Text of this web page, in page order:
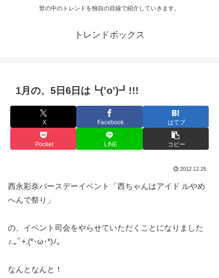
世の中のトレンドを独自の目線で紹介していきます。
トレンドボックス
1月の、5日6日は┗(’o’)┛!!!
X Facebook はてブ
Pocket LINE コピー
2012.12.25
西永彩奈バースデーイベント「西ちゃんはアイド ルやめ
へんで祭り」
の、イベント司会をやらせていただくことになりました
♪.｡ﾟ+.(*･ω･*)ﾉ｡
なんとなんと！